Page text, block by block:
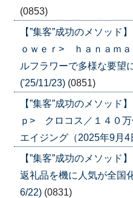
(0853)
【”集客”成功のメソッ
ｏｗｅｒ> ｈａｎａｍ
ルフラワーで多様な要望
('25/11/23) (0851)
【”集客”成功のメソッ
ｐ> クロコス／１４０万
エイジング（2025年9月
【”集客”成功のメソッ
返礼品を機に人気が全国
6/22) (0831)